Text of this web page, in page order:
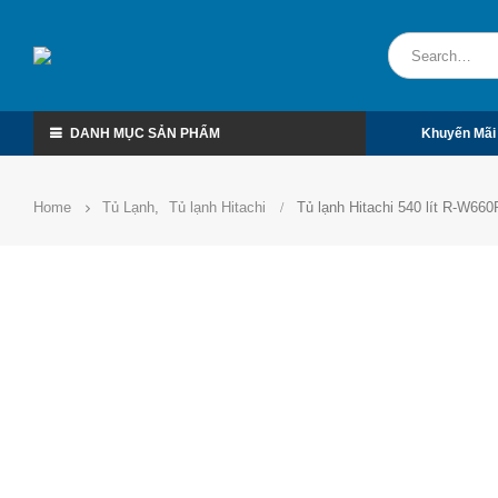
DANH MỤC SẢN PHẨM Khuyến Mãi
Home Tủ Lạnh, Tủ lạnh Hitachi Tủ lạnh Hitachi 540 lít R-